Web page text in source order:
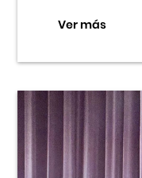
Ver más